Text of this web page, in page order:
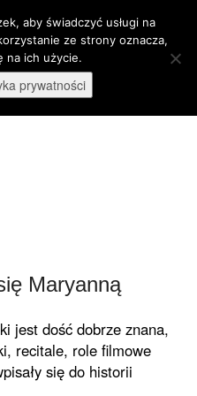
M
e
B
Maryanną
jest dość dobrze znana,
recitale, role filmowe
się do historii
aby świadczyć usługi na
ze strony oznacza,
na ich użycie.
prywatności